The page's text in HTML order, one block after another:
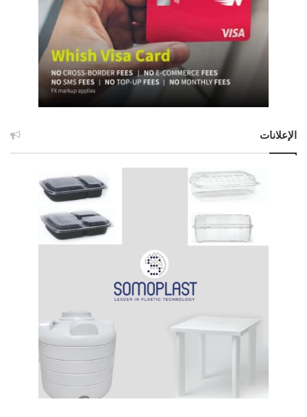
الإعلانات